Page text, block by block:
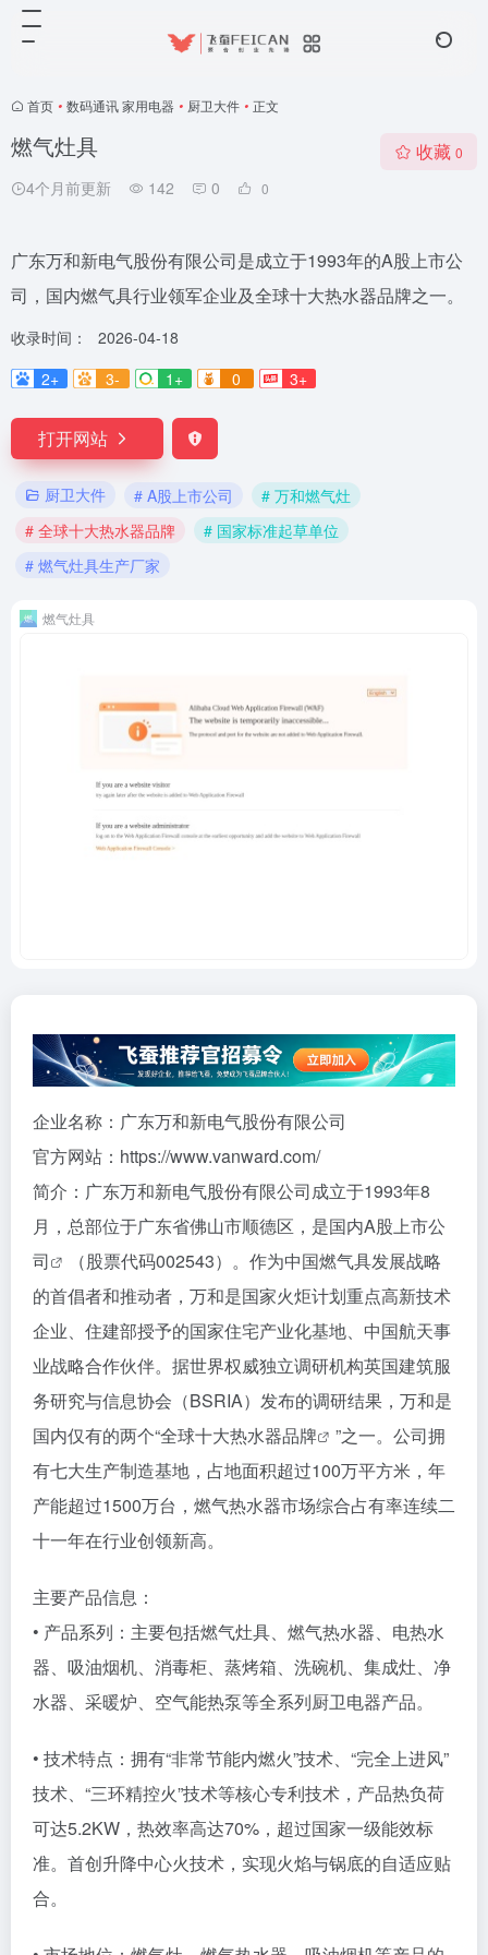
首页 • 数码通讯 家用电器 • 厨卫大件 • 正文
燃气灶具
4个月前更新 142 0 0
收藏 0
广东万和新电气股份有限公司是成立于1993年的A股上市公
司，国内燃气具行业领军企业及全球十大热水器品牌之一。
收录时间：
2026-04-18
2+
3- 1+ 0 3+
打开网站
厨卫大件 # A股上市公司
# 万和燃气灶
# 全球十大热水器品牌
# 国家标准起草单位
# 燃气灶具生产厂家
燃气灶具
企业名称：广东万和新电气股份有限公司
官方网站：https://www.vanward.com/
简介：广东万和新电气股份有限公司成立于1993年8
月，总部位于广东省佛山市顺德区，是国内A股上市公
司
（股票代码002543）。作为中国燃气具发展战略
的首倡者和推动者，万和是国家火炬计划重点高新技术
企业、住建部授予的国家住宅产业化基地、中国航天事
业战略合作伙伴。据世界权威独立调研机构英国建筑服
务研究与信息协会（BSRIA）发布的调研结果，万和是
国内仅有的两个“全球十大热水器品牌
”之一。公司拥
有七大生产制造基地，占地面积超过100万平方米，年
产能超过1500万台，燃气热水器市场综合占有率连续二
十一年在行业创领新高。
主要产品信息：
• 产品系列：主要包括燃气灶具、燃气热水器、电热水
器、吸油烟机、消毒柜、蒸烤箱、洗碗机、集成灶、净
水器、采暖炉、空气能热泵等全系列厨卫电器产品。
• 技术特点：拥有“非常节能内燃火”技术、“完全上进风”
技术、“三环精控火”技术等核心专利技术，产品热负荷
可达5.2KW，热效率高达70%，超过国家一级能效标
准。首创升降中心火技术，实现火焰与锅底的自适应贴
合。